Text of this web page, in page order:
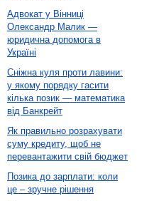
Адвокат у Вінниці
Олександр Малик —
юридична допомога в
Україні
Сніжна куля проти лавини:
у якому порядку гасити
кілька позик — математика
від Банкрейт
Як правильно розрахувати
суму кредиту, щоб не
перевантажити свій бюджет
Позика до зарплати: коли
це – зручне рішення